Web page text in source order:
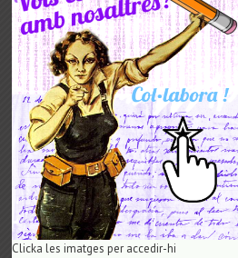
Clicka les imatges per accedir-hi